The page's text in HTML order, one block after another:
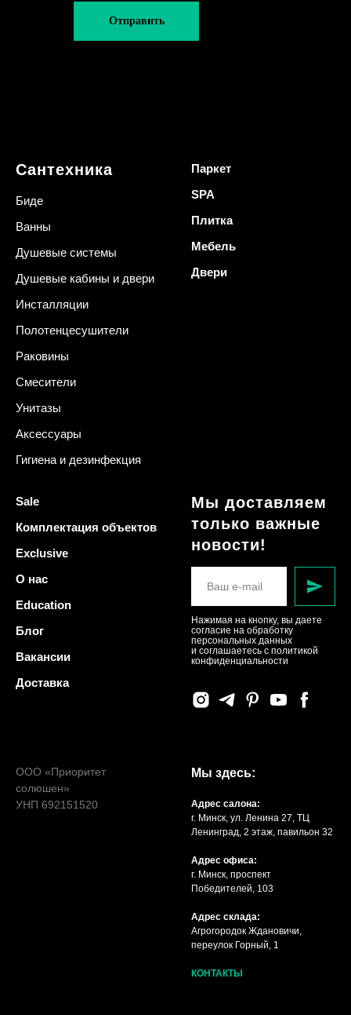
Отправить
Сантехника
Биде
Ванны
Душевые системы
Душевые кабины и двери
Инсталляции
Полотенцесушители
Раковины
Смесители
Унитазы
Аксессуары
Гигиена и дезинфекция
Паркет
SPA
Плитка
Мебель
Двери
Sale
Комплектация объектов
Exclusive
О нас
Education
Блог
Вакансии
Доставка
Мы доставляем
только важные
новости!
Нажимая на кнопку, вы даете
согласие на обработку
персональных данных
и соглашаетесь c политикой
конфиденциальности
ООО «Приоритет
солюшен»
УНП 692151520
Мы здесь:
Адрес салона:
г. Минск, ул. Ленина 27, ТЦ
Ленинград, 2 этаж, павильон 32
Адрес офиса:
г. Минск, проспект
Победителей, 103
Адрес склада:
Агрогородок Ждановичи,
переулок Горный, 1
КОНТАКТЫ